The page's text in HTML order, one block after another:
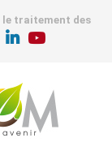
le traitement des